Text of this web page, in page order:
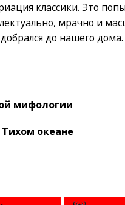
классики. Это
мрачно и
до нашего дома.
мифологии
океане